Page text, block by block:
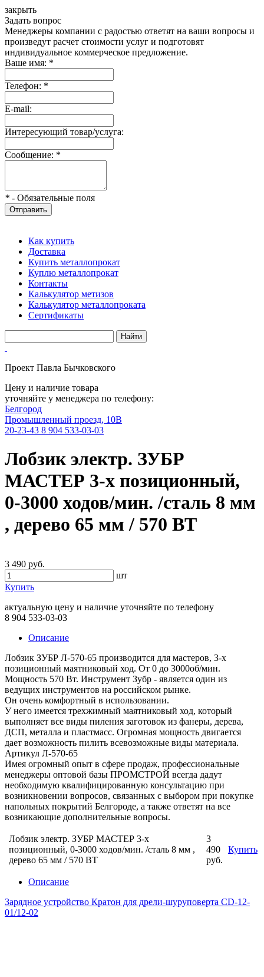
закрыть
Задать вопрос
Менеджеры компании с радостью ответят на ваши вопросы и
произведут расчет стоимости услуг и подготовят
индивидуальное коммерческое предложение.
Ваше имя: *
Телефон: *
E-mail:
Интересующий товар/услуга:
Сообщение: *
* - Обязательные поля
Отправить
Как купить
Доставка
Купить металлопрокат
Куплю металлопрокат
Контакты
Калькулятор метизов
Калькулятор металлопроката
Сертификаты
Проект Павла Бычковского
Цену и наличие товара
уточняйте у менеджера по телефону:
Белгород
Промышленный проезд, 10В
20-23-43 8 904 533-03-03
Лобзик электр. ЗУБР
МАСТЕР 3-х позиционный,
0-3000 ходов/мин. /сталь 8 мм
, дерево 65 мм / 570 ВТ
3 490 руб.
шт
Купить
актуальную цену и наличие уточняйте по телефону
8 904 533-03-03
Описание
Лобзик ЗУБР Л-570-65 производится для мастеров, 3-х
позиционный маятниковый ход. От 0 до 3000об/мин.
Мощность 570 Вт. Инструмент Зубр - является один из
ведущих инструментов на российском рынке.
Он очень комфортный в использовании.
У него имеется трехжимный маятниковый ход, который
выполняет все виды пиления заготовок из фанеры, дерева,
ДСП, металла и пластмасс. Огромная мощность двигается
дает возможность пилить всевозможные виды материала.
Артикул Л-570-65
Имея огромный опыт в сфере продаж, профессиональные
менеджеры оптовой базы ПРОМСТРОЙ всегда дадут
необходимую квалифицированную консультацию при
возникновении вопросов, связанных с выбором при покупке
напольных покрытий Белгороде, а также ответят на все
возникающие дополнительные вопросы.
Лобзик электр. ЗУБР МАСТЕР 3-х
позиционный, 0-3000 ходов/мин. /сталь 8 мм ,
дерево 65 мм / 570 ВТ
3
490
руб.
Купить
Описание
Зарядное устройство Кратон для дрели-шуруповерта CD-12-
01/12-02